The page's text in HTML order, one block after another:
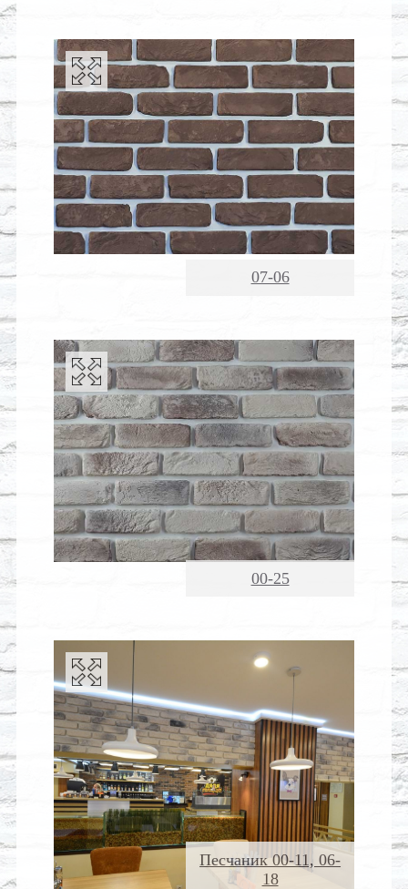
07-06
00-25
Песчаник 00-11, 06-
18